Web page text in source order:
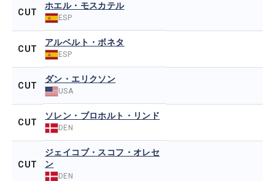
CUT
ホエル・モスカテル
ESP
CUT
アルベルト・ボネタ
ESP
CUT
ダン・エリクソン
USA
CUT
ソレン・ブロホルト・リンド
DEN
CUT
ジェイコブ・スコフ・オレセ
ン
DEN